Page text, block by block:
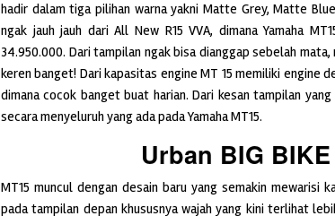
hadir dalam tiga pilihan warna yakni Matte Grey, Matte
ngak jauh jauh dari All New R15 VVA, dimana Yamaha
34.950.000. Dari tampilan ngak bisa dianggap sebelah
keren banget! Dari kapasitas engine MT 15 memiliki engine
dimana cocok banget buat harian. Dari kesan tampilan
secara menyeluruh yang ada pada Yamaha MT15.
Urban BIG
MT15 muncul dengan desain baru yang semakin mewarisi
pada tampilan depan khususnya wajah yang kini terlihat